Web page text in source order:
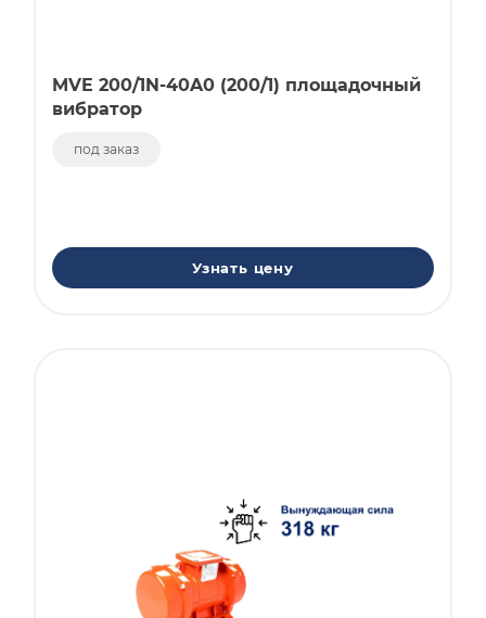
MVE 200/1N-40A0 (200/1) площадочный
вибратор
под заказ
Узнать цену